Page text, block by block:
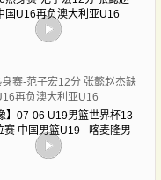
赛-范子宏12分 张懿赵杰缺
再负澳大利亚U16